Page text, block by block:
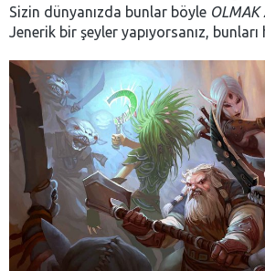
Sizin dünyanızda bunlar böyle OLMAK
Jenerik bir şeyler yapıyorsanız,